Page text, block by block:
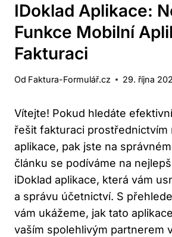
IDoklad Aplikace:
Funkce Mobilní
Fakturaci
Od Faktura-Formulář.cz 29. října
Vítejte! Pokud hledáte
řešit fakturaci prostřednictvím
aplikace, pak jste na
článku se podíváme na
iDoklad aplikace, která vám
a správu účetnictví. S
vám ukážeme, jak tato
vaším spolehlivým partnerem